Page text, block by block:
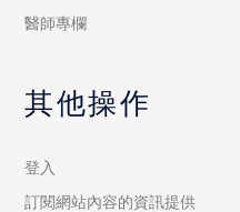
醫師專欄
其他操作
登入
訂閱網站內容的資訊提供